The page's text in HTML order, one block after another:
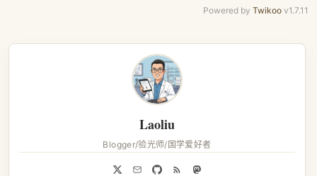
Powered by Twikoo v1.7.11
Laoliu
Blogger/验光师/国学爱好者